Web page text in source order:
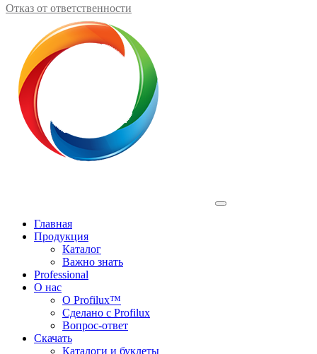
Отказ от ответственности
Главная
Продукция
Каталог
Важно знать
Professional
О нас
О Profilux™
Сделано с Profilux
Вопрос-ответ
Скачать
Каталоги и буклеты